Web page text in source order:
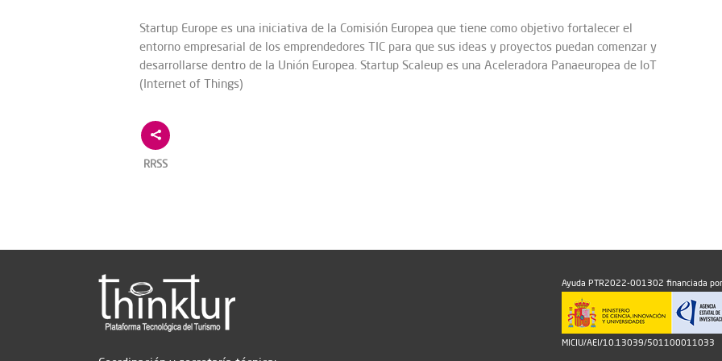
Startup Europe es una iniciativa de la Comisión Europea que tiene como objetivo fortalecer el
entorno empresarial de los emprendedores TIC para que sus ideas y proyectos puedan comenzar y
desarrollarse dentro de la Unión Europea. Startup Scaleup es una Aceleradora Panaeuropea de IoT
(Internet of Things)
RRSS
Ayuda PTR2022-001302 financiada
MICIU/AEI/10.13039/501100011033